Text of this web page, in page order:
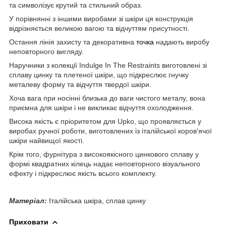
та символізує крутий та стильний образ.
У порівнянні з іншими виробами зі шкіри ця конструкція
відрізняється великою вагою та відчуттям присутності.
Остання лінія захисту та декоративна точка надають виробу
неповторного вигляду.
Наручники з колекції Indulge In The Restraints виготовлені зі
сплаву цинку та плетеної шкіри, що підкреслює гнучку
металеву форму та відчуття твердої шкіри.
Хоча вага при носінні близька до ваги чистого металу, вона
приємна для шкіри і не викликає відчуття охолодження.
Висока якість є пріоритетом для Upko, що проявляється у
виробах ручної роботи, виготовлених із італійської коров'ячої
шкіри найвищої якості.
Крім того, фурнітура з високоякісного цинкового сплаву у
формі квадратних кілець надає неповторного візуального
ефекту і підкреслює якість всього комплекту.
Матеріал: Італійська шкіра, сплав цинку
Приховати